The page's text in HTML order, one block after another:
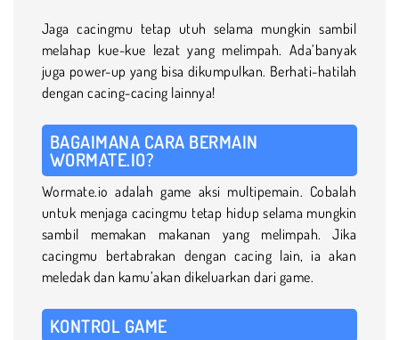
Jaga cacingmu tetap utuh selama mungkin sambil
melahap kue-kue lezat yang melimpah. Ada’banyak
juga power-up yang bisa dikumpulkan. Berhati-hatilah
dengan cacing-cacing lainnya!
BAGAIMANA CARA BERMAIN
WORMATE.IO?
Wormate.io adalah game aksi multipemain. Cobalah
untuk menjaga cacingmu tetap hidup selama mungkin
sambil memakan makanan yang melimpah. Jika
cacingmu bertabrakan dengan cacing lain, ia akan
meledak dan kamu’akan dikeluarkan dari game.
KONTROL GAME